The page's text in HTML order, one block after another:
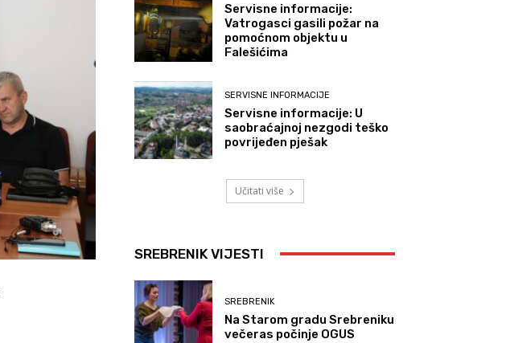
Servisne informacije:
Vatrogasci gasili požar na
pomoćnom objektu u
Falešićima
SERVISNE INFORMACIJE
Servisne informacije: U
saobraćajnoj nezgodi teško
povrijeđen pješak
Učitati više
SREBRENIK VIJESTI
SREBRENIK
Na Starom gradu Srebreniku
večeras počinje OGUS